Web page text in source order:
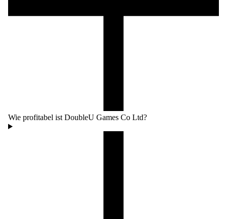
Wie profitabel ist DoubleU Games Co Ltd?